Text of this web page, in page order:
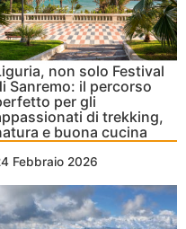
non solo Festival
Sanremo: il percorso
per gli
di trekking,
e buona cucina
Febbraio 2026